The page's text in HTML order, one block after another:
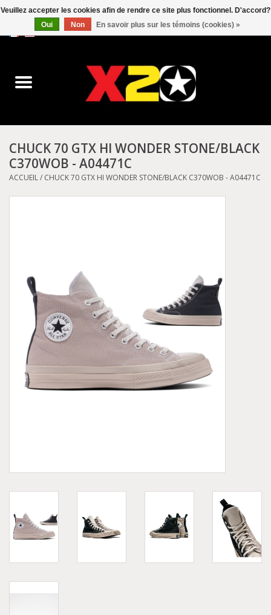
0 Articles - C$0.00
Converse
Kickers
Birkenstock
Demonia
Autres marques
CHUCK 70 GTX HI WONDER STONE/BLACK
C370WOB - A04471C
ACCUEIL/ CHUCK 70 GTX HI WONDER STONE/BLACK C370WOB - A04471C
Veuillez accepter les cookies afin de rendre ce site plus fonctionnel. D'accord?
Oui
Non En savoir plus sur les témoins (cookies) »